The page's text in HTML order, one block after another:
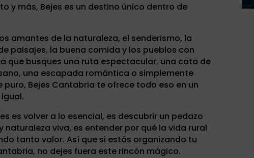
y más, Bejes es un destino único dentro de
amantes de la naturaleza, el senderismo, la
paisajes, la buena comida y los pueblos con
que busques una ruta espectacular, una cata de
una escapada romántica o simplemente
puro, Bejes Cantabria te ofrece todo eso en un
es volver a lo esencial, es descubrir un pedazo
naturaleza viva, es entender por qué la vida rural
tanto valor. Así que si estás organizando tu
no dejes fuera este rincón mágico.